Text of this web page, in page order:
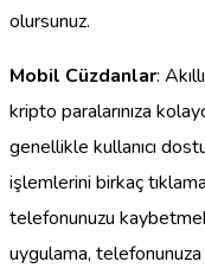
olursunuz.
Mobil Cüzdanlar:
kripto paralarınıza
genellikle kullanıcı
işlemlerini birkaç
telefonunuzu
uygulama,